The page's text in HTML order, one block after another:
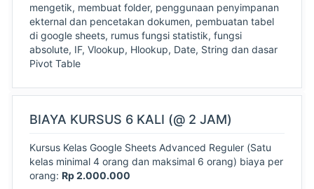
mengetik, membuat folder, penggunaan penyimpanan
ekternal dan pencetakan dokumen, pembuatan tabel
di google sheets, rumus fungsi statistik, fungsi
absolute, IF, Vlookup, Hlookup, Date, String dan dasar
Pivot Table
BIAYA KURSUS 6 KALI (@ 2 JAM)
Kursus Kelas Google Sheets Advanced Reguler (Satu
kelas minimal 4 orang dan maksimal 6 orang) biaya per
orang: Rp 2.000.000